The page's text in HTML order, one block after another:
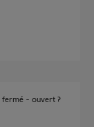
fermé - ouvert ?